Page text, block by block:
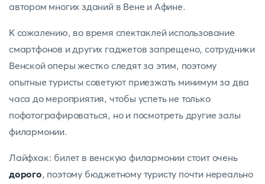
автором многих зданий в Вене и Афине.
К сожалению, во время спектаклей использование
смартфонов и других гаджетов запрещено, сотрудники
Венской оперы жестко следят за этим, поэтому
опытные туристы советуют приезжать минимум за два
часа до мероприятия, чтобы успеть не только
пофотографироваться, но и посмотреть другие залы
филармонии.
Лайфхак: билет в венскую филармонии стоит очень
дорого, поэтому бюджетному туристу почти нереально